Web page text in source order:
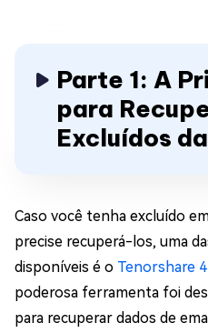
Parte 1: A
para
Excluídos
Caso você tenha excluído
precise recuperá-los, uma
disponíveis é o Tenorshare
poderosa ferramenta foi
para recuperar dados de